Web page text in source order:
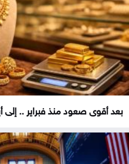
بعد أقوى صعود منذ فبراير .. إلى